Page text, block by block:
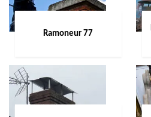
Ramoneur 77